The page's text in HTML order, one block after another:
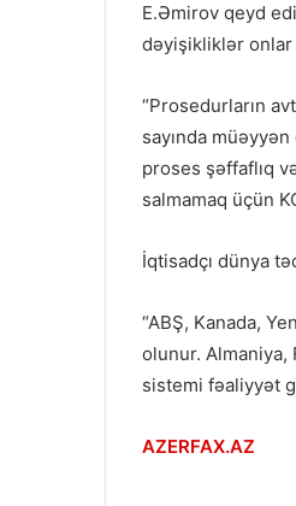
E.Əmirov qeyd
dəyişikliklər onlar
“Prosedurların
sayında
proses şəffaflıq
salmamaq üçün
İqtisadçı dünya
“ABŞ, Kanada,
olunur. Almaniya,
sistemi fəaliyyət
AZERFAX.AZ